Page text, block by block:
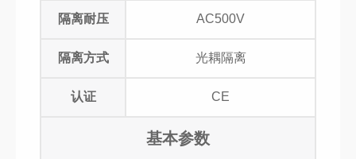
隔离耐压 AC500V
隔离方式 光耦隔离
认证 CE
基本参数